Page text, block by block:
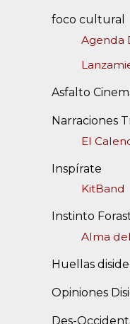
foco cultural
Agenda
Asfalto
Narraciones
El
Inspírate
KitBand
Instinto
Alma
Huellas
Opiniones
Des-